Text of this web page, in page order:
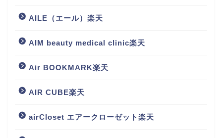
AILE（エール）楽天
AIM beauty medical clinic楽天
Air BOOKMARK楽天
AIR CUBE楽天
airCloset エアークローゼット楽天